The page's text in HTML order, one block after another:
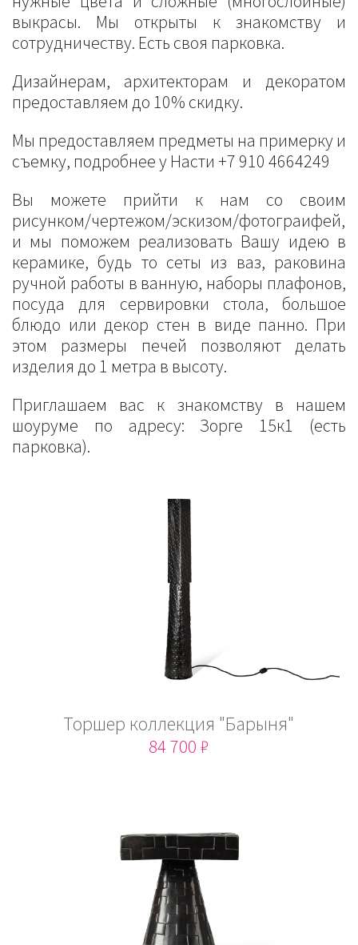
выкрасы. Мы открыты к знакомству и
сотрудничеству. Есть своя парковка.
Дизайнерам, архитекторам и декоратом
предоставляем до 10% скидку.
Мы предоставляем предметы на примерку и
съемку, подробнее у Насти +7 910 4664249
Вы можете прийти к нам со своим
рисунком/чертежом/эскизом/фотограифей,
и мы поможем реализовать Вашу идею в
керамике, будь то сеты из ваз, раковина
ручной работы в ванную, наборы плафонов,
посуда для сервировки стола, большое
блюдо или декор стен в виде панно. При
этом размеры печей позволяют делать
изделия до 1 метра в высоту.
Приглашаем вас к знакомству в нашем
шоуруме по адресу: Зорге 15к1 (есть
парковка).
Торшер коллекция "Барыня"
84 700 ₽